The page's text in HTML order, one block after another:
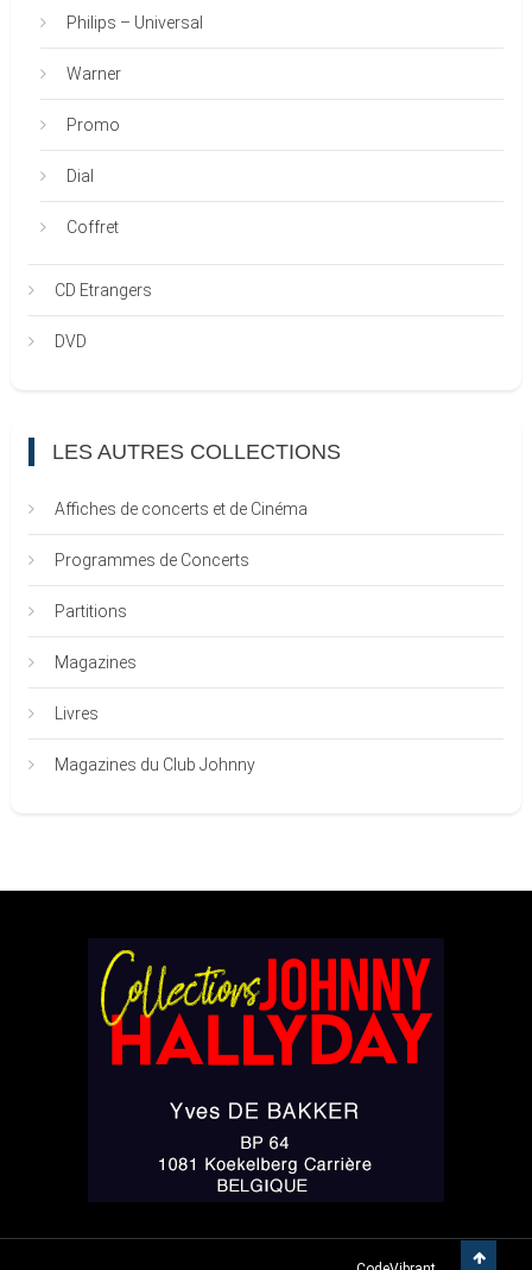
Philips – Universal
Warner
Promo
Dial
Coffret
CD Etrangers
DVD
LES AUTRES COLLECTIONS
Affiches de concerts et de Cinéma
Programmes de Concerts
Partitions
Magazines
Livres
Magazines du Club Johnny